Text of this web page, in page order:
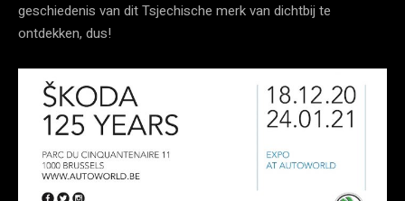
geschiedenis van dit Tsjechische merk van dichtbij te
ontdekken, dus!